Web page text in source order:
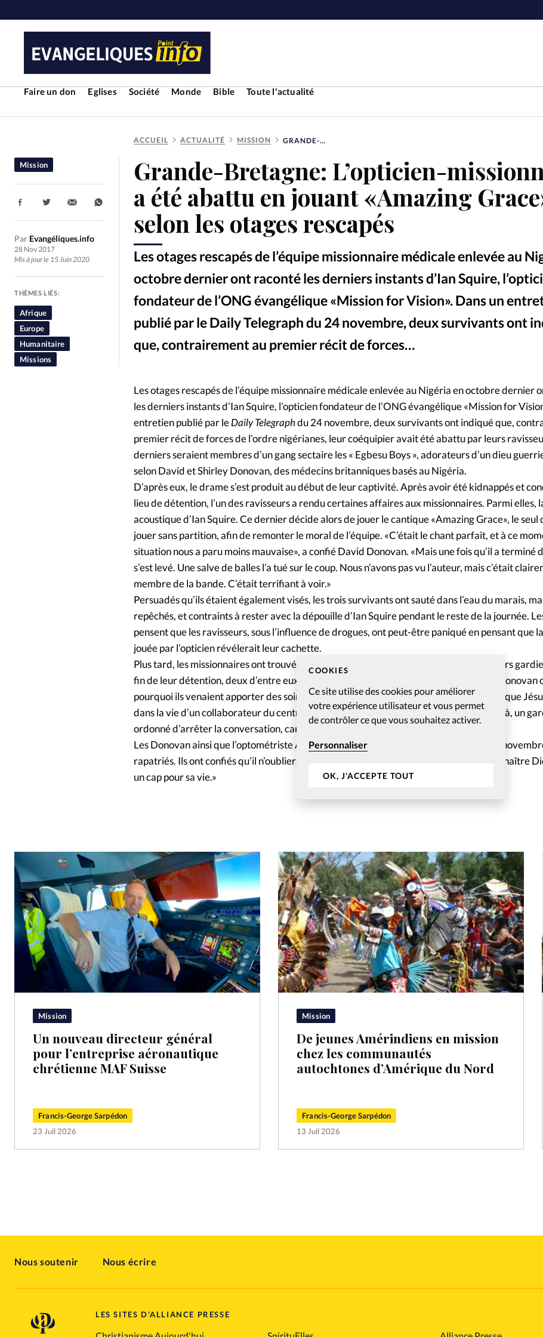
COOKIES
Ce site utilise des cookies pour améliorer
votre expérience utilisateur et vous permet
de contrôler ce que vous souhaitez activer.
Personnaliser
OK, J'ACCEPTE TOUT
Faire un don Eglises Société Monde Bible
Toute l'actualité
RUBRIQUES
Toute l'actualité Bible
Culture
Economie
Eglises Histoire
Laicité
Liberté religieuse
Mission
Monde
People
Politique Religions Société
Faire un
La
Mon
ACCUEIL ACTUALITÉ MISSION GRANDE-BRETAGNE: L’OPTICIEN-MISSIONNAIRE A ÉTÉ ABATTU EN JOUANT «AMAZING GRACE» SELON LES OTAGES RESCAPÉS
Grande-Bretagne: L’opticien-
a été abattu en jouant «Amazing
selon les otages rescapés
Les otages rescapés de l’équipe missionnaire médicale enlevée au
octobre dernier ont raconté les derniers instants d’Ian Squire,
fondateur de l’ONG évangélique «Mission for Vision». Dans un
publié par le Daily Telegraph du 24 novembre, deux survivants ont
que, contrairement au premier récit de forces…
Mission
Par Evangéliques.info
28 Nov 2017
Mis à jour le 15 Juin 2020
Partager:
THÈMES LIÉS:
Afrique
Europe
Humanitaire
Missions
Les otages rescapés de l’équipe missionnaire médicale enlevée au Nigéria en octobre dernier
les derniers instants d’Ian Squire, l’opticien fondateur de l’ONG évangélique «Mission for
entretien publié par leDaily Telegraphdu 24 novembre, deux survivants ont indiqué que,
premier récit de forces de l’ordre nigérianes, leur coéquipier avait été abattu par leurs
derniers seraient membres d’un gang sectaire les « Egbesu Boys », adorateurs d’un dieu
selon David et Shirley Donovan, des médecins britanniques basés au Nigéria.
D’après eux, le drame s’est produit au début de leur captivité. Après avoir été kidnappés et
lieu de détention, l’un des ravisseurs a rendu certaines affaires aux missionnaires. Parmi elles,
acoustique d’Ian Squire. Ce dernier décide alors de jouer le cantique «Amazing Grace», le seul
jouer sans partition, afin de remonter le moral de l’équipe. «C’était le chant parfait, et à ce
situation nous a paru moins mauvaise», a confié David Donovan. «Mais une fois qu’il a terminé
s’est levé. Une salve de balles l’a tué sur le coup. Nous n’avons pas vu l’auteur, mais c’était
membre de la bande. C’était terrifiant à voir.»
Persuadés qu’ils étaient également visés, les trois survivants ont sauté dans l’eau du marais,
repêchés, et contraints à rester avec la dépouille d’Ian Squire pendant le reste de la journée.
pensent que les ravisseurs, sous l’influence de drogues, ont peut-être paniqué en pensant que
jouée par l’opticien révélerait leur cachette.
Plus tard, les missionnaires ont trouvé une Bible et partagé certaines histoires avec leurs
fin de leur détention, deux d’entre eux ont même demander des cours bibliques. Les Donovan
pourquoi ils venaient apporter des soins médicaux au Nigéria, et raconté la différence que
dans la vie d’un collaborateur du centre d’optique formé par Ian Squire. A ce moment là, un
ordonné d’arrêter la conversation, car ils « parlaient à son âme. »
Les Donovan ainsi que l’optométriste Alanna Carson ont finalement été libérés début
rapatriés. Ils ont confiés qu’il n’oublieraient pas Ian Squire, qui «avait soif de mieux connaître
un cap pour sa vie.»
Mission
Un nouveau directeur général
pour l’entreprise aéronautique
chrétienne MAF Suisse
Francis-George Sarpédon
23 Juil 2026
Mission
De jeunes Amérindiens en mission
chez les communautés
autochtones d’Amérique du Nord
Francis-George Sarpédon
13 Juil 2026
Nous soutenir Nous écrire
LES SITES D'ALLIANCE PRESSE